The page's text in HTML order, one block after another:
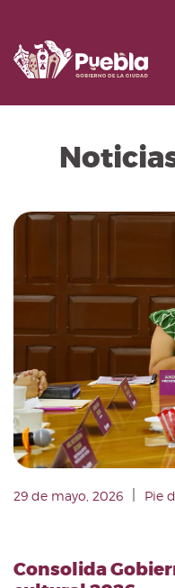
29 de mayo, 2026 Pie
Consolida